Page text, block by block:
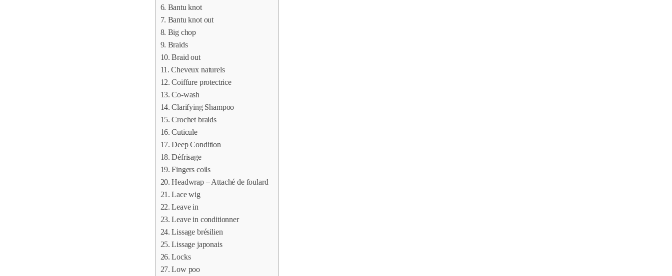
Bantu knot
Bantu knot out
Big chop
Braids
Braid out
Cheveux naturels
Coiffure protectrice
Co-wash
Clarifying Shampoo
Crochet braids
Cuticule
Deep Condition
Défrisage
Fingers coils
Headwrap – Attaché de foulard
Lace wig
Leave in
Leave in conditionner
Lissage brésilien
Lissage japonais
Locks
Low poo